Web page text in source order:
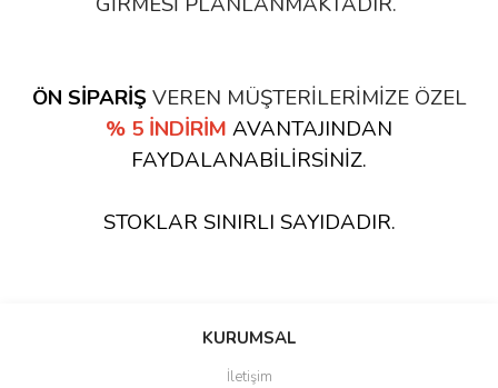
ÖN SİPARİŞVEREN MÜŞTERİLERİMİZE ÖZEL
% 5 İNDİRİM AVANTAJINDAN
FAYDALANABİLİRSİNİZ.
STOKLAR SINIRLI SAYIDADIR.
KURUMSAL
İletişim